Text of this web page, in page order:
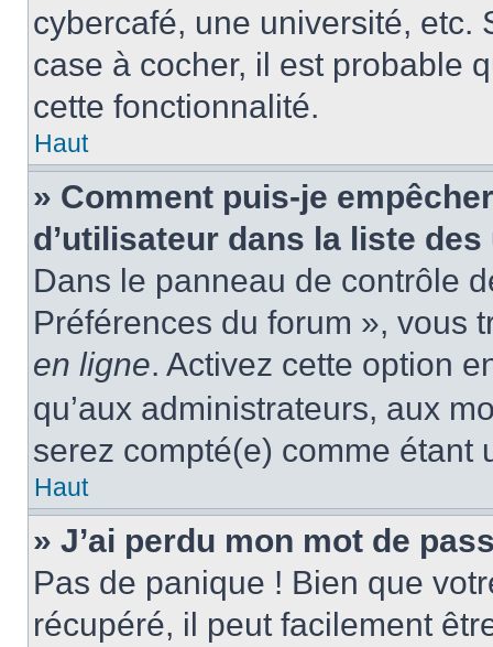
cybercafé, une université, etc.
case à cocher, il est probable
cette fonctionnalité.
Haut
» Comment puis-je
d’utilisateur dans la liste
Dans le panneau de contrôle
Préférences du forum », vous
en ligne. Activez cette option
qu’aux administrateurs, aux
serez compté(e) comme étant
Haut
» J’ai perdu mon mot de
Pas de panique ! Bien que
récupéré, il peut facilement